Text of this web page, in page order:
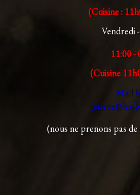
(Cuisine :
Vendredi
11:00 -
(Cuisine
Mail
geneve@les-
(nous ne prenons pas